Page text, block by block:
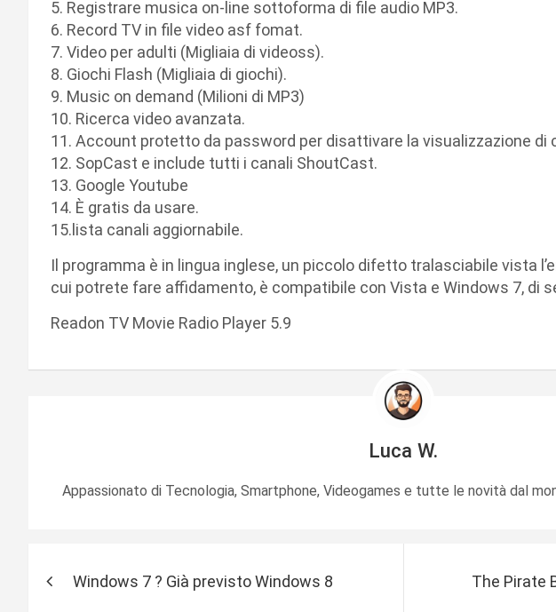
5. Registrare musica on-line sottoforma di file audio MP3.
6. Record TV in file video asf fomat.
7. Video per adulti (Migliaia di videoss).
8. Giochi Flash (Migliaia di giochi).
9. Music on demand (Milioni di MP3)
10. Ricerca video avanzata.
11. Account protetto da password per disattivare la visualizzazione di
12. SopCast e include tutti i canali ShoutCast.
13. Google Youtube
14. È gratis da usare.
15.lista canali aggiornabile.
Il programma è in lingua inglese, un piccolo difetto tralasciabile vista
cui potrete fare affidamento, è compatibile con Vista e Windows 7, di
Readon TV Movie Radio Player 5.9
Luca W.
Appassionato di Tecnologia, Smartphone, Videogames e tutte le novità dal
Windows 7 ? Già previsto Windows 8
The Pirate